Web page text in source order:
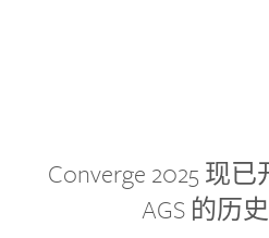
Converge 2025 现
AGS 的历